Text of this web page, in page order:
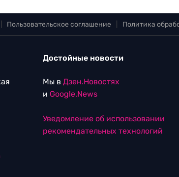
Пользовательское соглашение Политика
Достойные новости
Мы в Дзен.Новостях
и Google.News
Уведомление об использовании
рекомендательных технологий